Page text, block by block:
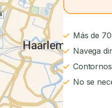
Más de
Navega
No se